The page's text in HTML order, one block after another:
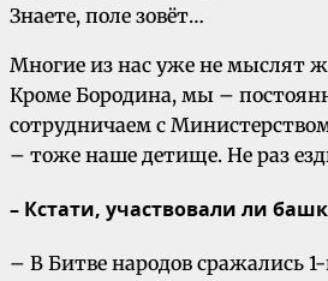
Знаете, поле зовёт…
Многие из нас уже не мыслят
Кроме Бородина, мы –
сотрудничаем с
– тоже наше детище. Не раз
– Кстати, участвовали ли
– В Битве народов сражались